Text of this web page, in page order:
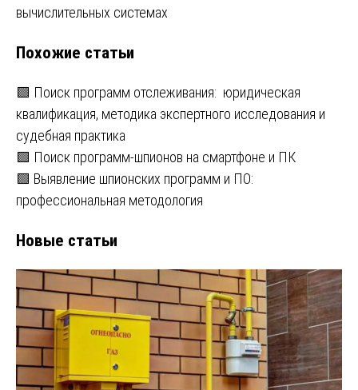
вычислительных системах
Похожие статьи
🟩 Поиск программ отслеживания: юридическая
квалификация, методика экспертного исследования и
судебная практика
🟩 Поиск программ-шпионов на смартфоне и ПК
🟩 Выявление шпионских программ и ПО:
профессиональная методология
Новые статьи